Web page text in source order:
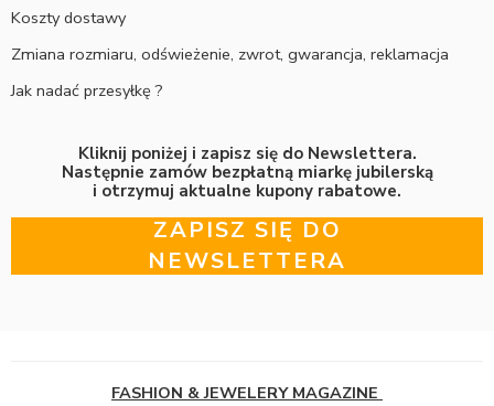
Koszty dostawy
Zmiana rozmiaru, odświeżenie, zwrot, gwarancja, reklamacja
Jak nadać przesyłkę ?
Kliknij poniżej i zapisz się do Newslettera.
Następnie zamów bezpłatną miarkę jubilerską
i otrzymuj aktualne kupony rabatowe.
ZAPISZ SIĘ DO
NEWSLETTERA
FASHION & JEWELERY MAGAZINE